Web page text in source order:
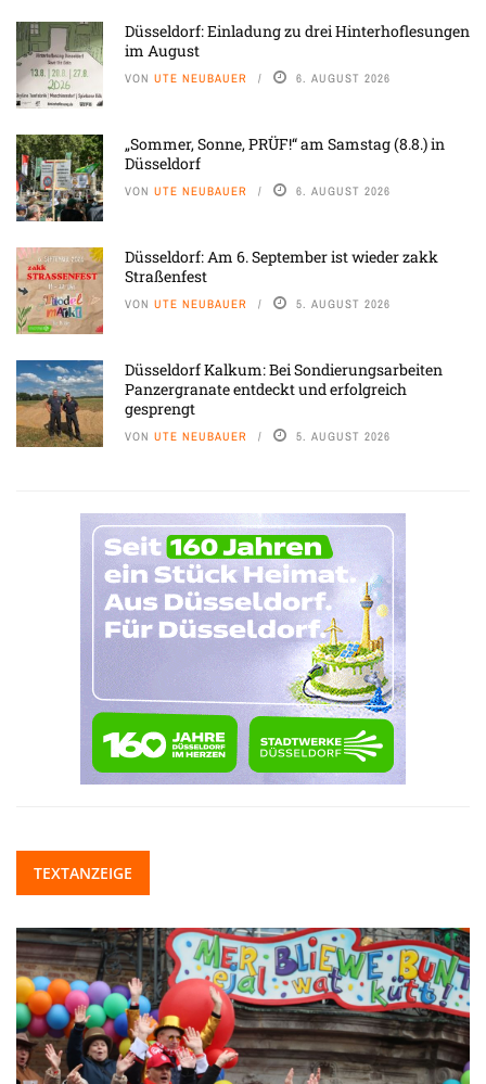
Düsseldorf: Einladung zu drei Hinterhoflesungen
im August
VON UTE NEUBAUER 6. AUGUST 2026
„Sommer, Sonne, PRÜF!“ am Samstag (8.8.) in
Düsseldorf
VON UTE NEUBAUER 6. AUGUST 2026
Düsseldorf: Am 6. September ist wieder zakk
Straßenfest
VON UTE NEUBAUER 5. AUGUST 2026
Düsseldorf Kalkum: Bei Sondierungsarbeiten
Panzergranate entdeckt und erfolgreich
gesprengt
VON UTE NEUBAUER 5. AUGUST 2026
TEXTANZEIGE